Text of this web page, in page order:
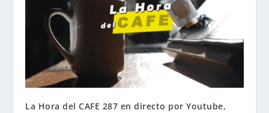
La Hora del CAFE 287 en directo por Youtube,